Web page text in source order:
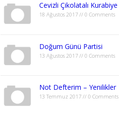
Cevizli Çikolatalı Kurabiye
18 Ağustos 2017 // 0 Comments
Doğum Günü Partisi
13 Ağustos 2017 // 0 Comments
Not Defterim – Yenilikler
13 Temmuz 2017 // 0 Comments